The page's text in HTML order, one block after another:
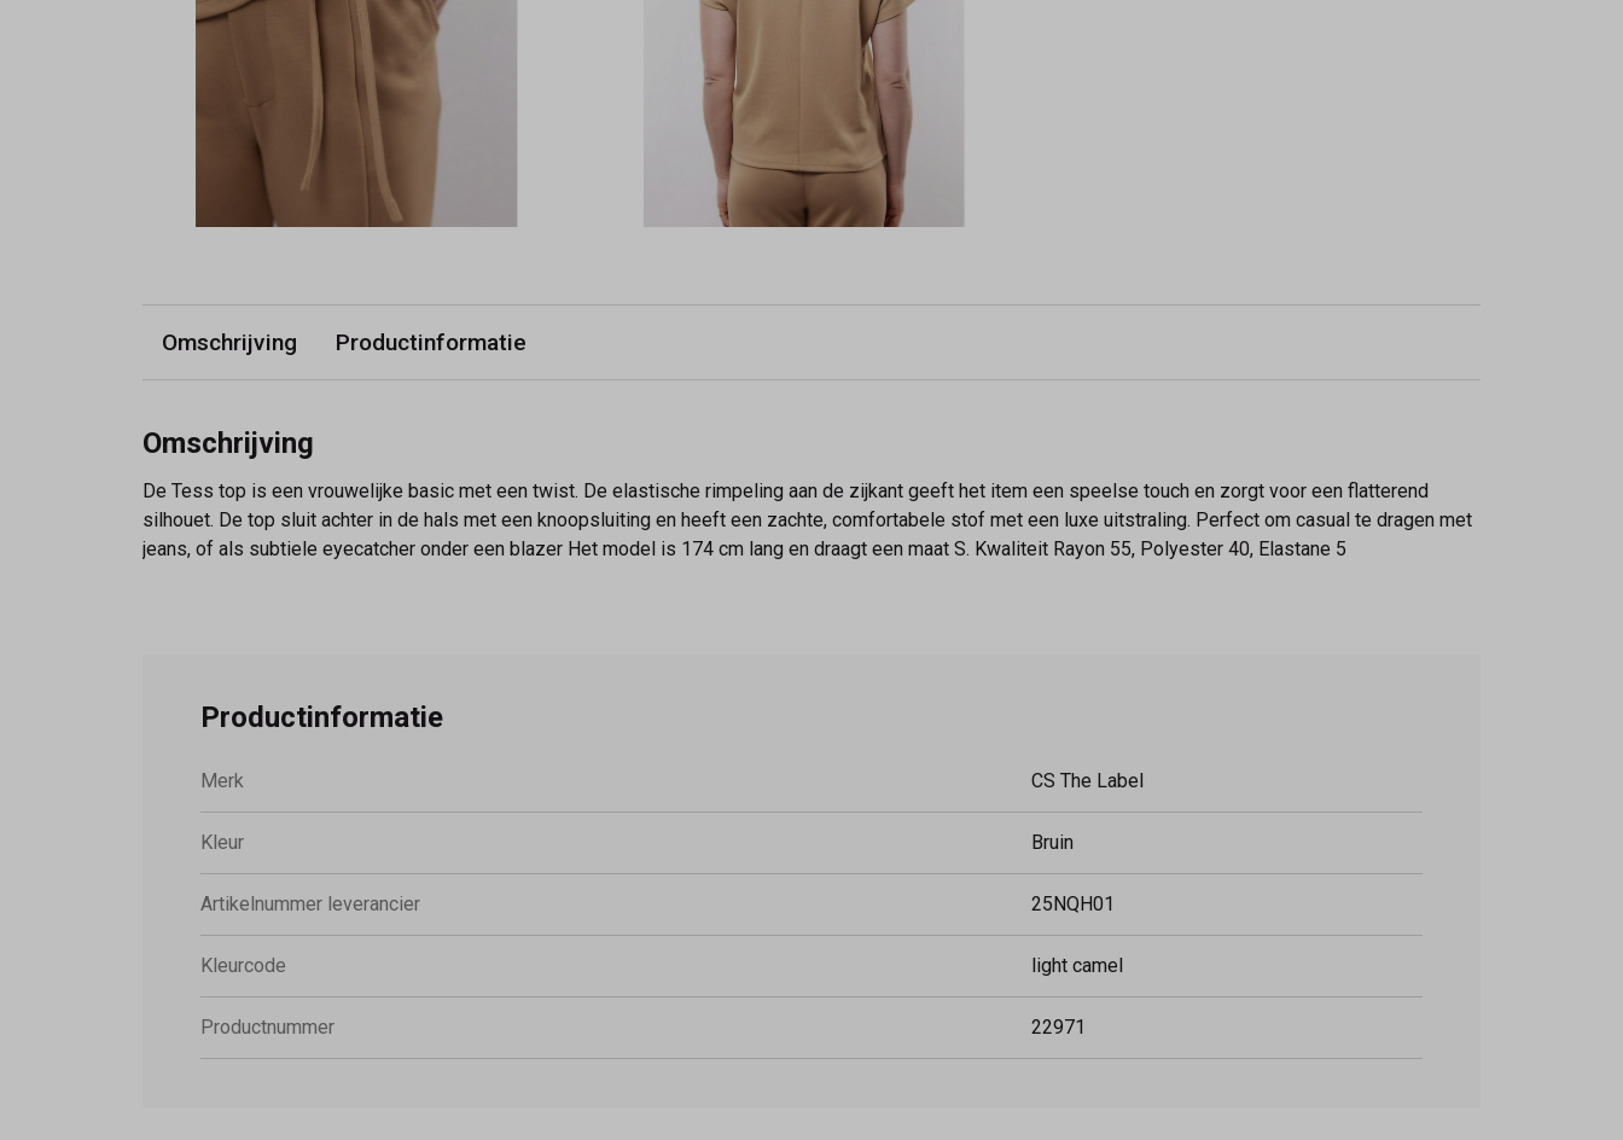
Omschrijving Productinformatie
Omschrijving
De Tess top is een vrouwelijke basic met een twist. De elastische rimpeling aan de zijkant geeft het item een speelse touch en zorgt voor een flatterend
silhouet. De top sluit achter in de hals met een knoopsluiting en heeft een zachte, comfortabele stof met een luxe uitstraling. Perfect om casual te dragen met
jeans, of als subtiele eyecatcher onder een blazer Het model is 174 cm lang en draagt een maat S. Kwaliteit Rayon 55, Polyester 40, Elastane 5
Productinformatie
Merk CS The Label
Kleur Bruin
Artikelnummer leverancier 25NQH01
Kleurcode light camel
Productnummer 22971